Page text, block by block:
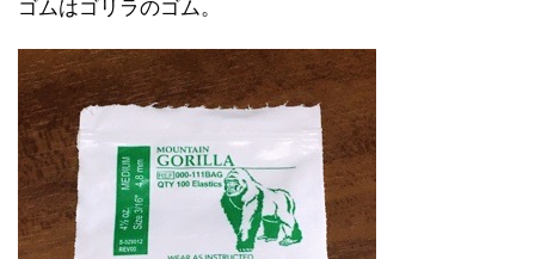
ゴムはゴリラのゴム。